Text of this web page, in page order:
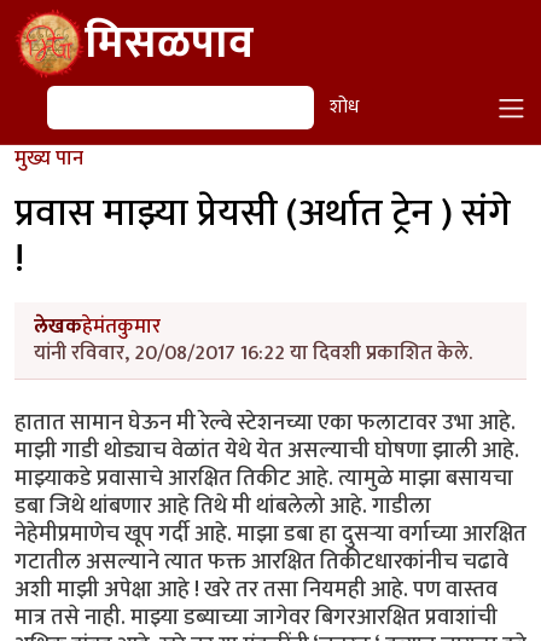
Skip to main contentमिसळपाव
शोध शोध
मुख्य पान
प्रवास माझ्या प्रेयसी (अर्थात ट्रेन ) संगे
!
लेखकहेमंतकुमार
यांनी रविवार, 20/08/2017 16:22 या दिवशी प्रकाशित केले.
हातात सामान घेऊन मी रेल्वे स्टेशनच्या एका फलाटावर उभा आहे.
माझी गाडी थोड्याच वेळांत येथे येत असल्याची घोषणा झाली आहे.
माझ्याकडे प्रवासाचे आरक्षित तिकीट आहे. त्यामुळे माझा बसायचा
डबा जिथे थांबणार आहे तिथे मी थांबलेलो आहे. गाडीला
नेहेमीप्रमाणेच खूप गर्दी आहे. माझा डबा हा दुसऱ्या वर्गाच्या आरक्षित
गटातील असल्याने त्यात फक्त आरक्षित तिकीटधारकांनीच चढावे
अशी माझी अपेक्षा आहे ! खरे तर तसा नियमही आहे. पण वास्तव
मात्र तसे नाही. माझ्या डब्याच्या जागेवर बिगरआरक्षित प्रवाशांची